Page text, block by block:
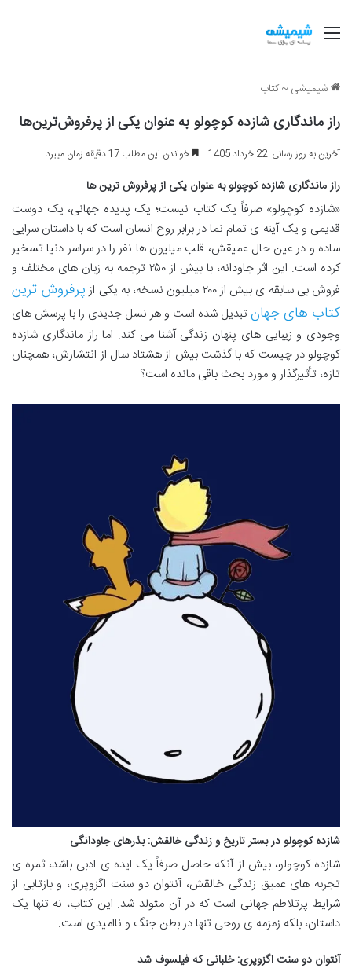
منو
شیمیشی~کتاب
راز ماندگاری شازده کوچولو به عنوان یکی از پرفروش‌ترین‌ها
آخرین به روز رسانی: 22 خرداد 1405 خواندن این مطلب 17 دقیقه زمان میبرد
راز ماندگاری شازده کوچولو به عنوان یکی از پرفروش ترین ها
«شازده کوچولو» صرفاً یک کتاب نیست؛ یک پدیده جهانی، یک دوست
قدیمی و یک آینه ی تمام نما در برابر روح انسان است که با داستان سرایی
ساده و در عین حال عمیقش، قلب میلیون ها نفر را در سراسر دنیا تسخیر
کرده است. این اثر جاودانه، با بیش از ۲۵۰ ترجمه به زبان های مختلف و
فروش بی سابقه ی بیش از ۲۰۰ میلیون نسخه، به یکی از
پرفروش ترین
کتاب های جهان تبدیل شده است و هر نسل جدیدی را با پرسش های
وجودی و زیبایی های پنهان زندگی آشنا می کند. اما راز ماندگاری شازده
کوچولو در چیست که با گذشت بیش از هشتاد سال از انتشارش، همچنان
تازه، تأثیرگذار و مورد بحث باقی مانده است؟
شازده کوچولو در بستر تاریخ و زندگی خالقش: بذرهای جاودانگی
شازده کوچولو، بیش از آنکه حاصل صرفاً یک ایده ی ادبی باشد، ثمره ی
تجربه های عمیق زندگی خالقش، آنتوان دو سنت اگزوپری، و بازتابی از
شرایط پرتلاطم جهانی است که در آن متولد شد. این کتاب، نه تنها یک
داستان، بلکه زمزمه ی روحی تنها در بطن جنگ و ناامیدی است.
آنتوان دو سنت اگزوپری: خلبانی که فیلسوف شد